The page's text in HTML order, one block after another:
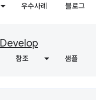
우수사례 블로그
Develop
참조 샘플